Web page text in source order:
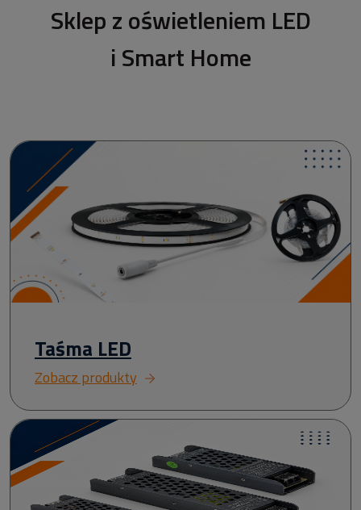
Sklep z oświetleniem LED
i Smart Home
Taśma LED
Zobacz produkty